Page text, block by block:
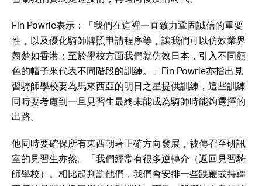
Fin Powrie表示：「我們在這裡一直致力鞏固誠信的重要
性，以及優化騎師牌照申請程序等，讓我們可以仿效業界
翹楚如香港；至於學校方面我們就仿效日本，引入不同顏
色的帽子來代表不同階段的訓練。」Fin Powrie亦指出見
習騎師學校要為馬來西亞的明日之星提供訓練，這些訓練
同時要考慮到一旦見習生最終未能成為騎師時能夠選擇的
出路。
他同時要確保所有東西朝著正確方向發展，被傳召至研訊
室的見習生亦然。「我們經常有很多逆轉介（返回見習騎
師學校）。相比起判罰他們，我們會安排一些跌鞭或持韁